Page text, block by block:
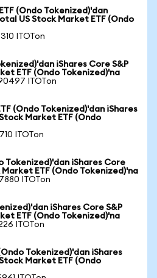
(Ondo Tokenized)'dan
US Stock Market ETF (Ondo
ITOTon
iShares Core S&P
ETF (Ondo Tokenized)'na
ITOTon
(Ondo Tokenized)'dan iShares
Market ETF (Ondo
ITOTon
Tokenized)'dan iShares Core
Market ETF (Ondo Tokenized)'na
ITOTon
iShares Core S&P
ETF (Ondo Tokenized)'na
ITOTon
Tokenized)'dan iShares
Market ETF (Ondo